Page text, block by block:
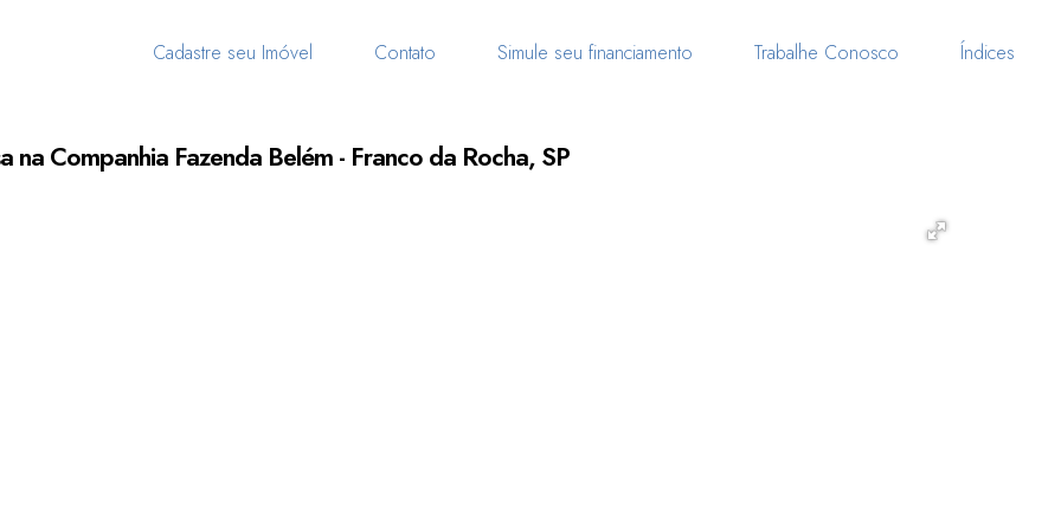
Cadastre seu Imóvel Contato Simule seu financiamento Trabalhe Conosco Índices
na Companhia Fazenda Belém - Franco da Rocha, SP